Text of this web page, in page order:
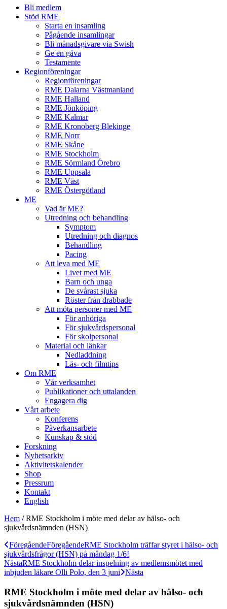
Bli medlem
Stöd RME
Starta en insamling
Pågående insamlingar
Bli månadsgivare via Swish
Ge en gåva
Testamente
Regionföreningar
Regionföreningar
RME Dalarna Västmanland
RME Halland
RME Jönköping
RME Kalmar
RME Kronoberg Blekinge
RME Norr
RME Skåne
RME Stockholm
RME Sörmland Örebro
RME Uppsala
RME Väst
RME Östergötland
ME
Vad är ME?
Utredning och behandling
Symptom
Utredning och diagnos
Behandling
Pacing
Att leva med ME
Livet med ME
Barn och unga
De svårast sjuka
Röster från drabbade
Att möta personer med ME
För anhöriga
För sjukvårdspersonal
För skolpersonal
Material och länkar
Nedladdning
Läs- och filmtips
Om RME
Vår verksamhet
Publikationer och uttalanden
Engagera dig
Vårt arbete
Konferens
Påverkansarbete
Kunskap & stöd
Forskning
Nyhetsarkiv
Aktivitetskalender
Shop
Pressrum
Kontakt
English
Hem /RME Stockholm i möte med delar av hälso- och
sjukvårdsnämnden (HSN)
FöregåendeFöregåendeRME Stockholm träffar styret i hälso- och
sjukvårdsfrågor (HSN) på måndag 1/6!
NästaRME Stockholm delar inspelning av medlemsmötet med
inbjuden läkare Olli Polo, den 3 juni
Nästa
RME Stockholm i möte med delar av hälso- och
sjukvårdsnämnden (HSN)